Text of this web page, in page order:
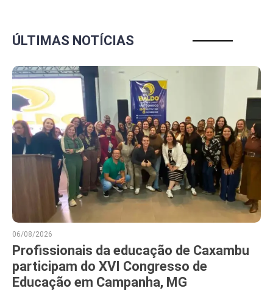
ÚLTIMAS NOTÍCIAS
06/08/2026
Profissionais da educação de Caxambu
participam do XVI Congresso de
Educação em Campanha, MG